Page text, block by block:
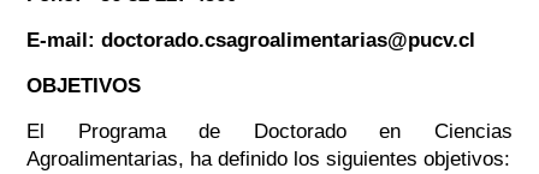
E-mail: doctorado.csagroalimentarias@pucv.cl
OBJETIVOS
El Programa de Doctorado en Ciencias
Agroalimentarias, ha definido los siguientes objetivos: